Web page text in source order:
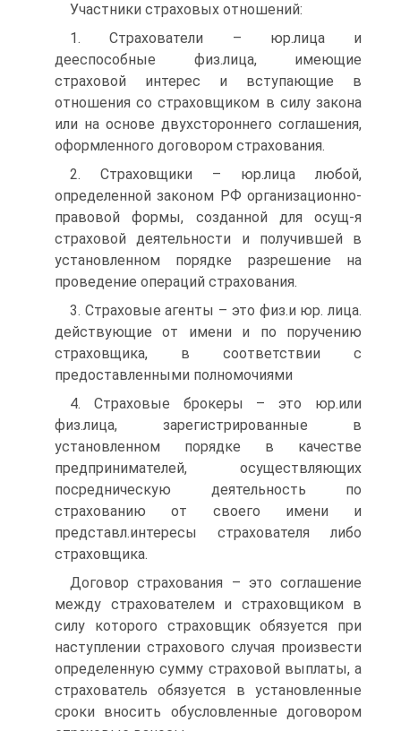
Участники страховых отношений:
1. Страхователи – юр.лица и
дееспособные физ.лица, имеющие
страховой интерес и вступающие в
отношения со страховщиком в силу закона
или на основе двухстороннего соглашения,
оформленного договором страхования.
2. Страховщики – юр.лица любой,
определенной законом РФ организационно-
правовой формы, созданной для осущ-я
страховой деятельности и получившей в
установленном порядке разрешение на
проведение операций страхования.
3. Страховые агенты – это физ.и юр. лица.
действующие от имени и по поручению
страховщика, в соответствии с
предоставленными полномочиями
4. Страховые брокеры – это юр.или
физ.лица, зарегистрированные в
установленном порядке в качестве
предпринимателей, осуществляющих
посредническую деятельность по
страхованию от своего имени и
представл.интересы страхователя либо
страховщика.
Договор страхования – это соглашение
между страхователем и страховщиком в
силу которого страховщик обязуется при
наступлении страхового случая произвести
определенную сумму страховой выплаты, а
страхователь обязуется в установленные
сроки вносить обусловленные договором